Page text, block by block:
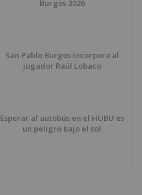
Burgos 2026
San Pablo Burgos incorpora al
jugador Raúl Lobaco
Esperar al autobús en el HUBU es
un peligro bajo el sol